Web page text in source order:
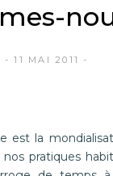
11 MAI 2011
est la
pratiques